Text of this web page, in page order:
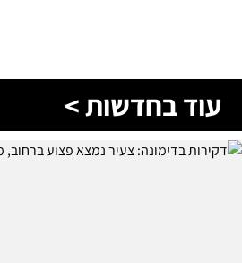
עוד בחדשות >